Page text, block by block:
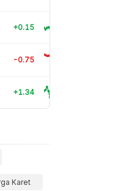
+0.15
-0.75
+1.34
Karet